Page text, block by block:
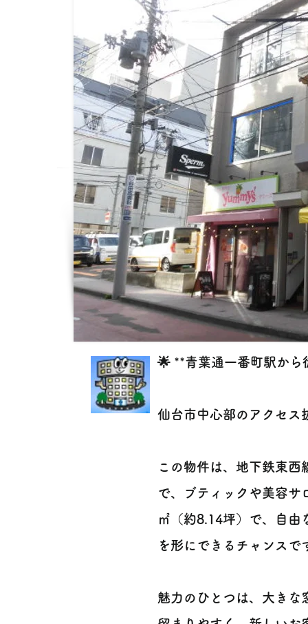
🌟 **青葉通一番町駅から
仙台市中心部のアクセ
この物件は、地下鉄東
で、ブティックや美容サ
㎡（約8.14坪）で、自由
を形にできるチャンス
魅力のひとつは、大きな